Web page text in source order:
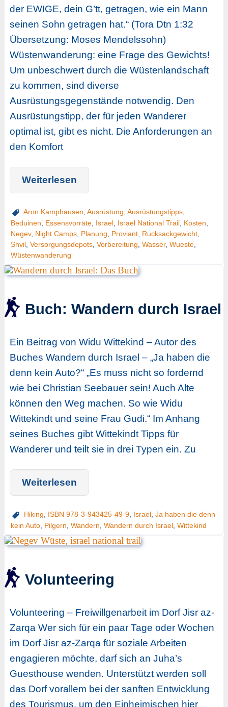
der EWIGE, dein G’tt, getragen, wie ein Mann
seinen Sohn getragen hat.“ (Tora Dtn 1:32
Übersetzung: Moses Mendelssohn)
Wüstenwanderung: eine Frage des Gewichts!
Um unbeschwert durch die Wüstenlandschaft
zu kommen, sind diverse
Ausrüstungsgegenstände notwendig. Den
Ausrüstungstipp, der für jeden Wanderer
optimal ist, gibt es nicht. Die Anforderungen an
den Komfort
Weiterlesen
Aron Kamphausen Ausrüstung Ausrüstungstipps,
Beduinen
Essensvorräte, Israel, Israel National Trail, Kosten
Negev, Night Camps, Planung Proviant, Rucksackgewicht,
Shvil, Versorgungsdepots, Vorbereitung Wasser, Wueste,
Wüstenwanderung
Buch: Wandern durch Israel
Ein Beitrag von Widu Wittekind – Autor des
Buches Wandern durch Israel – „Ja haben die
denn kein Auto?“ „Es muss nicht so fordernd
wie bei Christian Seebauer sein! Auch Alte
können den Weg machen. So wie Widu
Wittekindt und seine Frau Gudi.“ Im Anhang
seines Buches gibt Wittekindt Tipps für
Wanderer und teilt sie in drei Typen ein. Zu
Weiterlesen
Hiking ISBN 978-3-943425-49-9, Israel, Ja haben die denn
kein Auto, Pilgern Wandern Wandern durch Israel, Wittekind
Volunteering
Volunteering – Freiwillgenarbeit im Dorf Jisr az-
Zarqa Wer sich für ein paar Tage oder Wochen
im Dorf Jisr az-Zarqa für soziale Arbeiten
engagieren möchte, darf sich an Juha’s
Guesthouse wenden. Unterstützt werden soll
das Dorf vorallem bei der sanften Entwicklung
des Tourismus, um den Einheimischen hier